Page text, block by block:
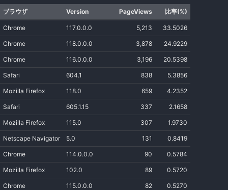
ブラウザ Version PageViews 比率(%)
Chrome 117.0.0.0 5,213 33.5026
Chrome 118.0.0.0 3,878 24.9229
Chrome 116.0.0.0 3,196 20.5398
Safari 604.1 838 5.3856
Mozilla Firefox 118.0 659 4.2352
Safari 605.1.15 337 2.1658
Mozilla Firefox 115.0 307 1.9730
Netscape Navigator 5.0 131 0.8419
Chrome 114.0.0.0 90 0.5784
Mozilla Firefox 102.0 89 0.5720
Chrome 115.0.0.0 82 0.5270